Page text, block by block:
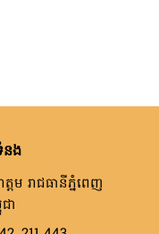
នង
តម រាជធានីភ្នំពេញ
ា